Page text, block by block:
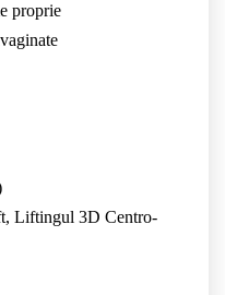
proprie
Liftingul 3D Centro-